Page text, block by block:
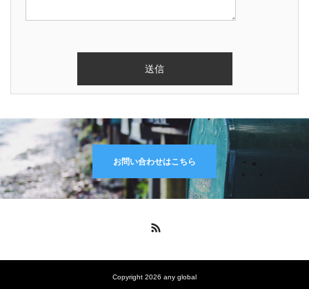
お問い合わせはこちら
Copyright 2026 any global